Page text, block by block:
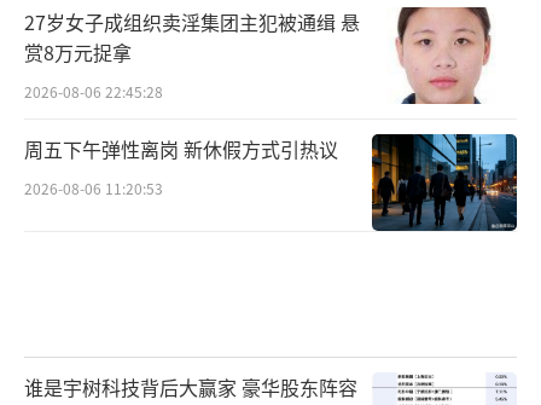
27岁女子成组织卖淫集团主犯被通缉 悬
赏8万元捉拿
2026-08-06 22:45:28
周五下午弹性离岗 新休假方式引热议
2026-08-06 11:20:53
谁是宇树科技背后大赢家 豪华股东阵容